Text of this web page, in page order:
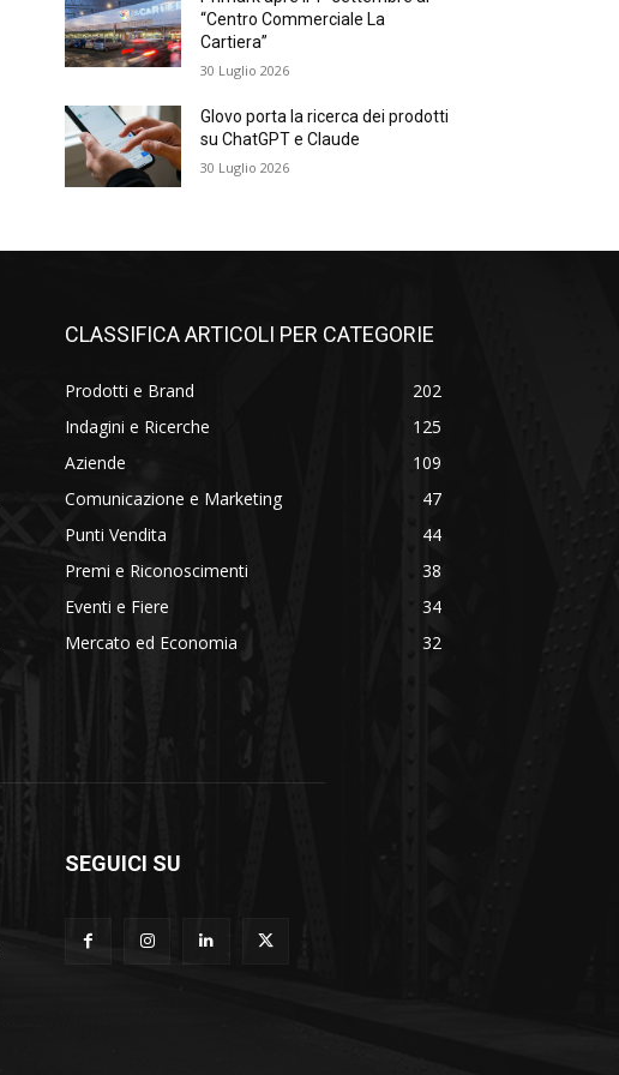
“Centro Commerciale La
Cartiera”
30 Luglio 2026
Glovo porta la ricerca dei prodotti
su ChatGPT e Claude
30 Luglio 2026
CLASSIFICA ARTICOLI PER CATEGORIE
Prodotti e Brand
202
Indagini e Ricerche
125
Aziende
109
Comunicazione e Marketing
47
Punti Vendita
44
Premi e Riconoscimenti
38
Eventi e Fiere
34
Mercato ed Economia
32
SEGUICI SU